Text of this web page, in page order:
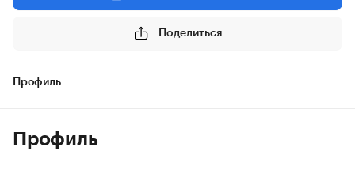
Поделиться
Профиль
Профиль